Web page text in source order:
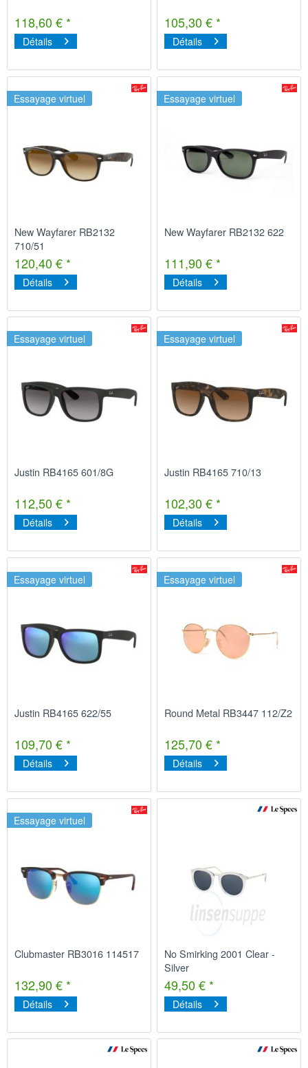
118,60 € *
Détails
105,30 € *
Détails
Essayage virtuel
New Wayfarer RB2132
710/51
120,40 € *
Détails
Essayage virtuel
New Wayfarer RB2132 622
111,90 € *
Détails
Essayage virtuel
Justin RB4165 601/8G
112,50 € *
Détails
Essayage virtuel
Justin RB4165 710/13
102,30 € *
Détails
Essayage virtuel
Justin RB4165 622/55
109,70 € *
Détails
Essayage virtuel
Round Metal RB3447 112/Z2
125,70 € *
Détails
Essayage virtuel
Clubmaster RB3016 114517
132,90 € *
Détails
No Smirking 2001 Clear -
Silver
49,50 € *
Détails